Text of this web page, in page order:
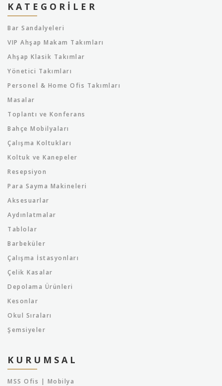
KATEGORILER
Bar Sandalyeleri
VIP Ahşap Makam Takımları
Ahşap Klasik Takımlar
Yönetici Takımları
Personel & Home Ofis Takımları
Masalar
Toplantı ve Konferans
Bahçe Mobilyaları
Çalışma Koltukları
Koltuk ve Kanepeler
Resepsiyon
Para Sayma Makineleri
Aksesuarlar
Aydınlatmalar
Tablolar
Barbeküler
Çalışma İstasyonları
Çelik Kasalar
Depolama Ürünleri
Kesonlar
Okul Sıraları
Şemsiyeler
KURUMSAL
MSS Ofis | Mobilya